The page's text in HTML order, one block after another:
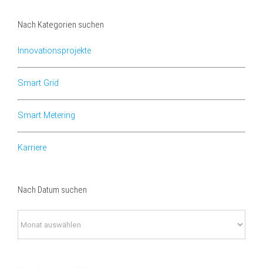
Nach Kategorien suchen
Innovationsprojekte
Smart Grid
Smart Metering
Karriere
Nach Datum suchen
Datum